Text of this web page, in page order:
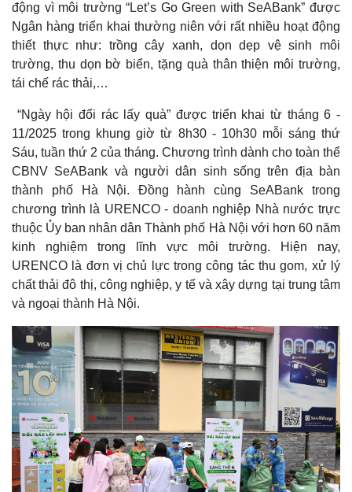
động vì môi trường “Let’s Go Green with SeABank” được
Ngân hàng triển khai thường niên với rất nhiều hoạt động
thiết thực như: trồng cây xanh, dọn dẹp vệ sinh môi
trường, thu dọn bờ biển, tặng quà thân thiện môi trường,
tái chế rác thải,…
“Ngày hội đổi rác lấy quà” được triển khai từ tháng 6 -
11/2025 trong khung giờ từ 8h30 - 10h30 mỗi sáng thứ
Sáu, tuần thứ 2 của tháng. Chương trình dành cho toàn thể
CBNV SeABank và người dân sinh sống trên địa bàn
thành phố Hà Nội. Đồng hành cùng SeABank trong
chương trình là URENCO - doanh nghiệp Nhà nước trực
thuộc Ủy ban nhân dân Thành phố Hà Nội với hơn 60 năm
kinh nghiệm trong lĩnh vực môi trường. Hiện nay,
URENCO là đơn vị chủ lực trong công tác thu gom, xử lý
chất thải đô thị, công nghiệp, y tế và xây dựng tại trung tâm
và ngoại thành Hà Nội.